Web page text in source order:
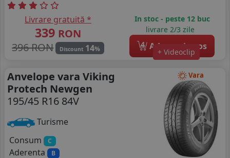
+ Videoclip
Livrare gratuită *
339 RON
396 RON
Discount 14%
In stoc - peste 12 buc
livrare 2/3 zile
4 Adauga in cos
Vara
Anvelope vara Viking
Protech Newgen
195/45 R16 84V
Turisme
Consum
C
Aderenta B